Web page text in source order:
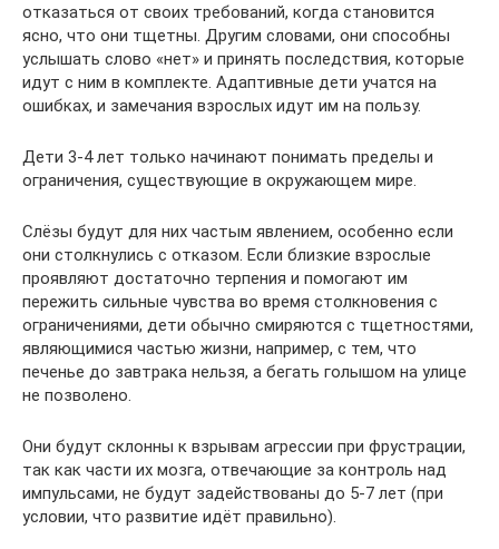
отказаться от своих требований, когда становится
ясно, что они тщетны. Другим словами, они способны
услышать слово «нет» и принять последствия, которые
идут с ним в комплекте. Адаптивные дети учатся на
ошибках, и замечания взрослых идут им на пользу.
Дети 3-4 лет только начинают понимать пределы и
ограничения, существующие в окружающем мире.
Слёзы будут для них частым явлением, особенно если
они столкнулись с отказом. Если близкие взрослые
проявляют достаточно терпения и помогают им
пережить сильные чувства во время столкновения с
ограничениями, дети обычно смиряются с тщетностями,
являющимися частью жизни, например, с тем, что
печенье до завтрака нельзя, а бегать голышом на улице
не позволено.
Они будут склонны к взрывам агрессии при фрустрации,
так как части их мозга, отвечающие за контроль над
импульсами, не будут задействованы до 5-7 лет (при
условии, что развитие идёт правильно).